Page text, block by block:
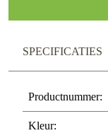
SPECIFICATIES
Productnummer:
Kleur: